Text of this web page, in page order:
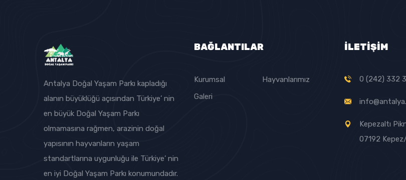
Antalya Doğal Yaşam Parkı kapladığı
alanın büyüklüğü açısından Türkiye’ nin
en büyük Doğal Yaşam Parkı
olmamasına rağmen, arazinin doğal
yapısının hayvanların yaşam
standartlarına uygunluğu ile Türkiye’ nin
en iyi Doğal Yaşam Parkı konumundadır.
BAĞLANTILAR
Kurumsal
Hayvanlarımız
Galeri
İLETİŞİM
0 (242) 332
Kepezaltı
07192